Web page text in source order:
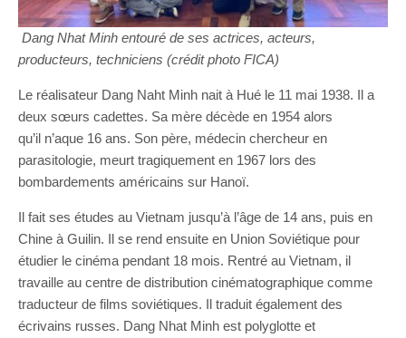
Dang Nhat Minh entouré de ses actrices, acteurs,
producteurs, techniciens (crédit photo FICA)
Le réalisateur Dang Naht Minh nait à Hué le 11 mai 1938. Il a
deux sœurs cadettes. Sa mère décède en 1954 alors
qu’il n’aque 16 ans. Son père, médecin chercheur en
parasitologie, meurt tragiquement en 1967 lors des
bombardements américains sur Hanoï.
Il fait ses études au Vietnam jusqu’à l’âge de 14 ans, puis en
Chine à Guilin. Il se rend ensuite en Union Soviétique pour
étudier le cinéma pendant 18 mois. Rentré au Vietnam, il
travaille au centre de distribution cinématographique comme
traducteur de films soviétiques. Il traduit également des
écrivains russes. Dang Nhat Minh est polyglotte et